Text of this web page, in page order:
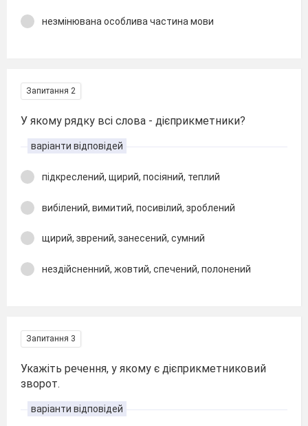
незмінювана особлива частина мови
Запитання 2
У якому рядку всі слова - дієприкметники?
варіанти відповідей
підкреслений, щирий, посіяний, теплий
вибілений, вимитий, посивілий, зроблений
щирий, зврений, занесений, сумний
нездійсненний, жовтий, спечений, полонений
Запитання 3
Укажіть речення, у якому є дієприкметниковий
зворот.
варіанти відповідей